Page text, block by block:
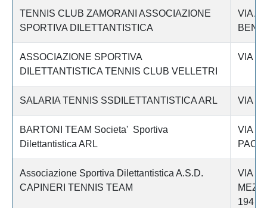
TENNIS CLUB ZAMORANI ASSOCIAZIONE
SPORTIVA DILETTANTISTICA
VIA
ASSOCIAZIONE SPORTIVA
DILETTANTISTICA TENNIS CLUB VELLETRI
VIA
SALARIA TENNIS SSDILETTANTISTICA ARL VIA
BARTONI TEAM Societa' Sportiva
Dilettantistica ARL
VIA
Associazione Sportiva Dilettantistica A.S.D.
CAPINERI TENNIS TEAM
VIA DI
194